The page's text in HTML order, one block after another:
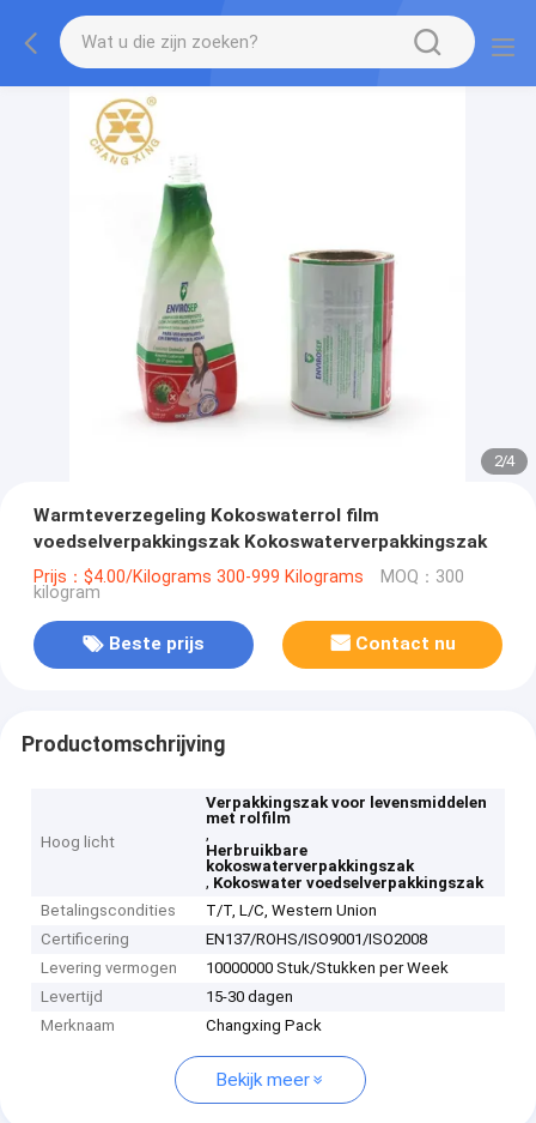
2/4
Warmteverzegeling Kokoswaterrol film
voedselverpakkingszak Kokoswaterverpakkingszak
Prijs：$4.00/Kilograms 300-999 Kilograms MOQ：300
kilogram
Beste prijs Contact nu
Productomschrijving
Hoog licht
Verpakkingszak voor levensmiddelen
met rolfilm
,
Herbruikbare
kokoswaterverpakkingszak
, Kokoswater voedselverpakkingszak
Betalingscondities
T/T, L/C, Western Union
Certificering
EN137/ROHS/ISO9001/ISO2008
Levering vermogen
10000000 Stuk/Stukken per Week
Levertijd
15-30 dagen
Merknaam
Changxing Pack
Bekijk meer